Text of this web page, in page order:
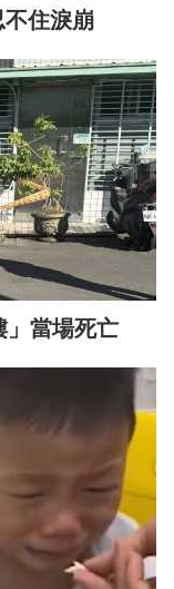
住淚崩
」當場死亡